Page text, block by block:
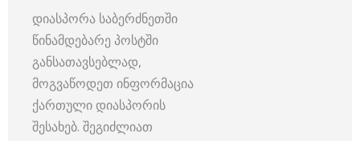
დიასპორა საბერძნეთში
წინამდებარე პოსტში
განსათავსებლად,
მოგვაწოდეთ ინფორმაცია
ქართული დიასპორის
შესახებ. შეგიძლიათ